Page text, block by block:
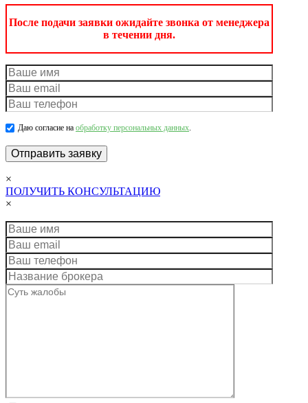
После подачи заявки ожидайте звонка от менеджера
в течении дня.
Даю согласие на обработку персональных данных.
×
ПОЛУЧИТЬ КОНСУЛЬТАЦИЮ
×